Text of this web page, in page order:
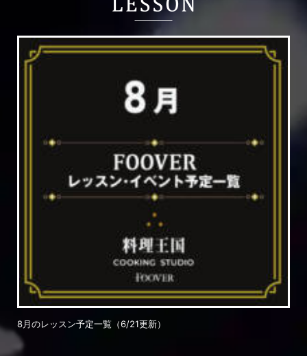
8月のレッスン予定一覧（6/21更新）